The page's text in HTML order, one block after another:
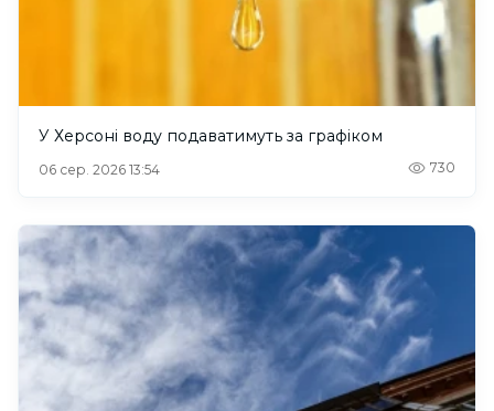
У Херсоні воду подаватимуть за графіком
06 сер. 2026 13:54 730